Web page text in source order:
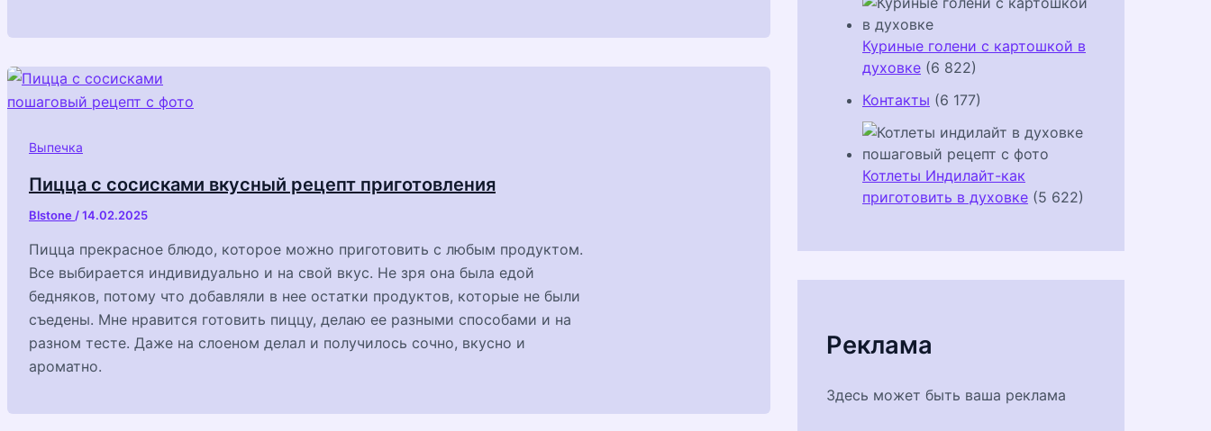
Выпечка
Пицца с сосисками вкусный рецепт приготовления
Blstone /14.02.2025
Пицца прекрасное блюдо, которое можно приготовить с любым продуктом.
Все выбирается индивидуально и на свой вкус. Не зря она была едой
бедняков, потому что добавляли в нее остатки продуктов, которые не были
съедены. Мне нравится готовить пиццу, делаю ее разными способами и на
разном тесте. Даже на слоеном делал и получилось сочно, вкусно и
ароматно.
Куриные голени с картошкой в
духовке (6 822)
Контакты (6 177)
Котлеты Индилайт-как
приготовить в духовке (5 622)
Реклама
Здесь может быть ваша реклама